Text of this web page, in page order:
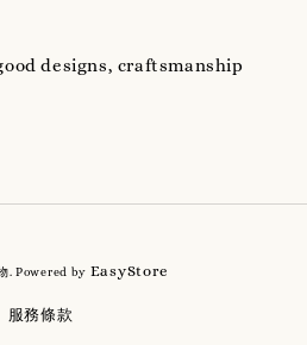
designs, craftsmanship
. Powered by EasyStore
服務條款